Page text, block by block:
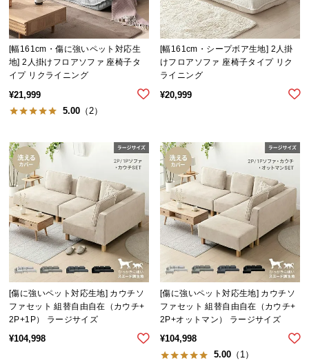
ビ
ス
つ
い
て
経
路
に
つ
い
て
返
品・
キ
ャ
セ
[幅161cm・傷に強いペット対応生
地] 2人掛けフロアソファ 座椅子タ
イプ リクライニング
¥21,999
5.00 （2）
[幅161cm・シープボア生地] 2人掛
けフロアソファ 座椅子タイプ リク
ライニング
¥20,999
[傷に強いペット対応生地] カウチソ
ファセット 組替自由自在（カウチ+
2P+1P） ラージサイズ
¥104,998
[傷に強いペット対応生地] カウチソ
ファセット 組替自由自在（カウチ+
2P+オットマン） ラージサイズ
¥104,998
5.00 （1）